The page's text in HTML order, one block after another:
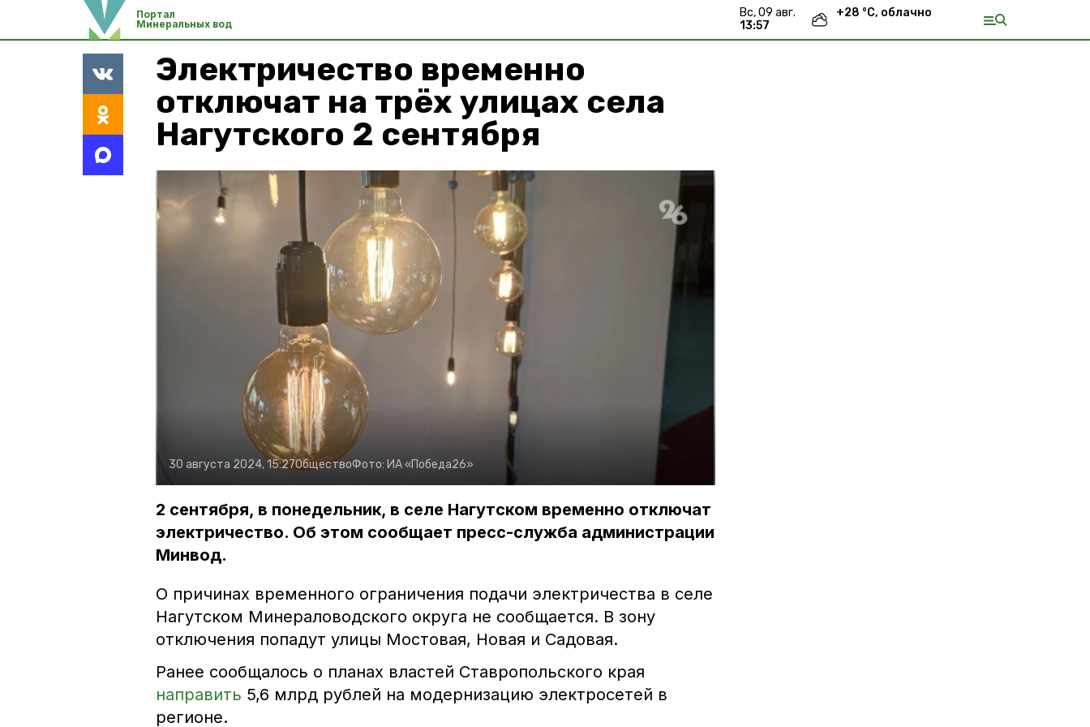
Портал
Минеральных вод
вс, 09 авг.
13:57
+28 °С, облачно
Электричество временно
отключат на трёх улицах села
Нагутского 2 сентября
30 августа 2024, 15:27ОбществоФото: ИА «Победа26»
2 сентября, в понедельник, в селе Нагутском временно отключат
электричество. Об этом сообщает пресс-служба администрации
Минвод.
О причинах временного ограничения подачи электричества в селе
Нагутском Минераловодского округа не сообщается. В зону
отключения попадут улицы Мостовая, Новая и Садовая.
Ранее сообщалось о планах властей Ставропольского края
направить 5,6 млрд рублей на модернизацию электросетей в
регионе.